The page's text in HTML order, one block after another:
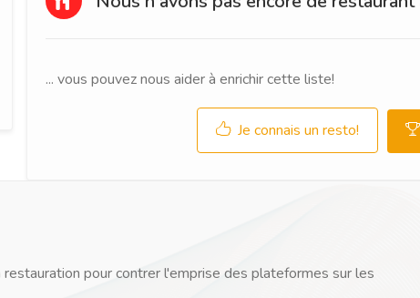
... vous pouvez nous aider à enrichir cette liste!
Je connais un resto!
pour contrer l'emprise des plateformes sur les